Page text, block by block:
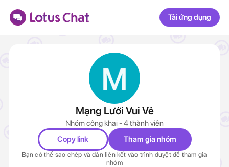
Tải ứng dụng
Mạng Lưới Vui Vẻ
Nhóm công khai - 4 thành viên
Copy link
Tham gia nhóm
Bạn có thể sao chép và dán liên kết vào trình duyệt để tham gia
nhóm